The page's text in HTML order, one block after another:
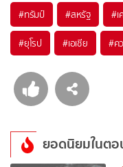
#ทรัมป์ #สหรัฐ #
#ยุโรป #เอเชีย #ค
ยอดนิยมในต